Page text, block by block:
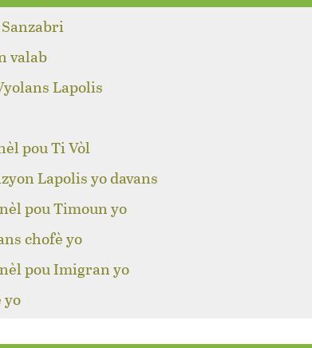
valab
Lapolis
pou Ti Vòl
Lapolis yo davans
pou Timoun yo
chofè yo
pou Imigran yo
yo